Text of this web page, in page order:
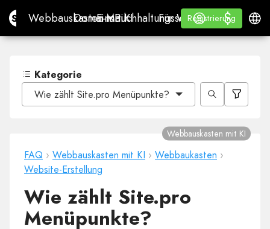
Site.proWebbauskasten mit KI
Webbauskasten mit KI
Domains
Domains
E-Mail
E-MailBuchhaltungssoftware
Buchhaltungssoftware
Für
Für Wiederverkäufer
WHITE LABEL
Lernen
Lernen
Registrierung
Registrierung
Anmelden
$
$
Kategorie
Wie zählt Site.pro Menüpunkte?
FAQ › Webbauskasten mit KI › Webbaukasten ›
Website-Erstellung
Webbauskasten mit KI
Wie zählt Site.pro
Menüpunkte?